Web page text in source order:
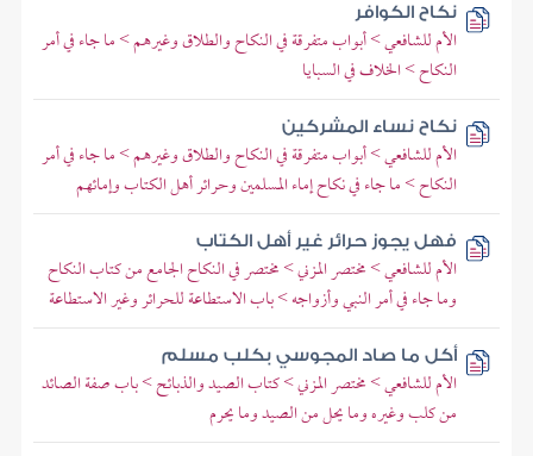
نكاح الكوافر
الأم للشافعي > أبواب متفرقة في النكاح والطلاق وغيرهم > ما جاء في أمر
النكاح > الخلاف في السبايا
نكاح نساء المشركين
الأم للشافعي > أبواب متفرقة في النكاح والطلاق وغيرهم > ما جاء في أمر
النكاح > ما جاء في نكاح إماء المسلمين وحرائر أهل الكتاب وإمائهم
فهل يجوز حرائر غير أهل الكتاب
الأم للشافعي > مختصر المزني > مختصر في النكاح الجامع من كتاب النكاح
وما جاء في أمر النبي وأزواجه > باب الاستطاعة للحرائر وغير الاستطاعة
أكل ما صاد المجوسي بكلب مسلم
الأم للشافعي > مختصر المزني > كتاب الصيد والذبائح > باب صفة الصائد
من كلب وغيره وما يحل من الصيد وما يحرم